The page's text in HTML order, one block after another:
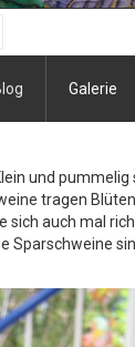
Galerie
und
tragen
auch mal
Sparschweine